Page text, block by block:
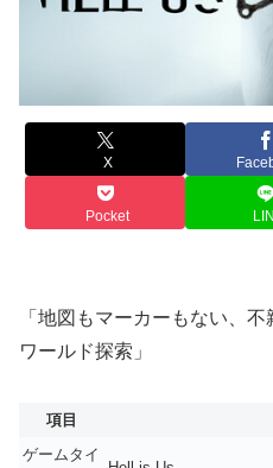
X
Pocket
「地図もマーカーもない、
ワールド探索」
項目
ゲームタイ